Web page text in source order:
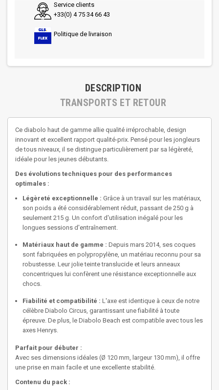
Service clients
+33(0) 4 75 34 66 43
Politique de livraison
DESCRIPTION
TRANSPORTS ET RETOUR
Ce diabolo haut de gamme allie qualité irréprochable, design
innovant et excellent rapport qualité-prix. Pensé pour les jongleurs
de tous niveaux, il se distingue particulièrement par sa légèreté,
idéale pour les jeunes débutants.
Des évolutions techniques pour des performances
optimales :
Légèreté exceptionnelle : Grâce à un travail sur les matériaux,
son poids a été considérablement réduit, passant de 250 g à
seulement 215 g. Un confort d'utilisation inégalé pour les
longues sessions d'entraînement.
Matériaux haut de gamme : Depuis mars 2014, ses coques
sont fabriquées en polypropylène, un matériau reconnu pour sa
robustesse. Leur jolie teinte translucide et leurs anneaux
concentriques lui confèrent une résistance exceptionnelle aux
chocs.
Fiabilité et compatibilité : L'axe est identique à ceux de notre
célèbre Diabolo Circus, garantissant une fiabilité à toute
épreuve. De plus, le Diabolo Beach est compatible avec tous les
axes Henrys.
Parfait pour débuter :
Avec ses dimensions idéales (Ø 120 mm, largeur 130 mm), il offre
une prise en main facile et une excellente stabilité.
Contenu du pack :